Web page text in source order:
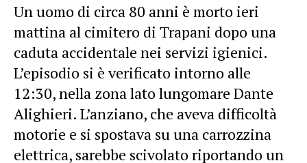
Un uomo di circa 80 anni è morto ieri
mattina al cimitero di Trapani dopo una
caduta accidentale nei servizi igienici.
L’episodio si è verificato intorno alle
12:30, nella zona lato lungomare Dante
Alighieri. L’anziano, che aveva difficoltà
motorie e si spostava su una carrozzina
elettrica, sarebbe scivolato riportando un